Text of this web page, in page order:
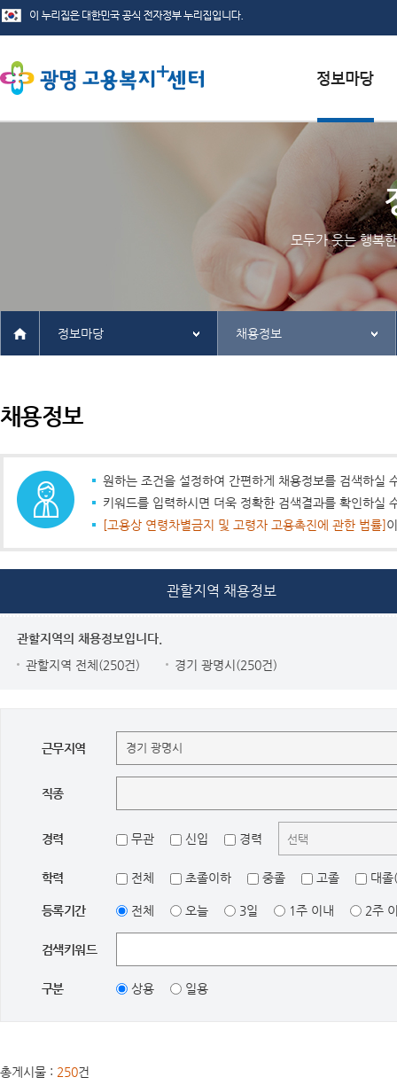
채용정보
인재정보
관련사이트
모두가 웃는 행복
정보마당 채용정보
채용정보
원하는 조건을 설정하여 간편하게 채용정보를 검색하실
키워드를 입력하시면 더욱 정확한 검색결과를 확인하실
[고용상 연령차별금지 및 고령자 고용촉진에 관한 법률]
관할지역 채용정보
관할지역의 채용정보입니다.
관할지역 전체(250건)
경기 광명시(250건)
근무지역
직종
경력 무관 신입 경력
학력 전체 초졸이하 중졸 고졸 대
등록기간 전체 오늘 3일 1주 이내 2주
검색키워드
구분 상용 일용
총게시물 : 250건